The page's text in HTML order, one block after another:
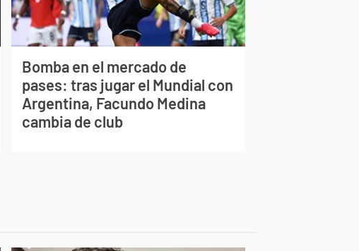
Bomba en el mercado de
pases: tras jugar el Mundial con
Argentina, Facundo Medina
cambia de club